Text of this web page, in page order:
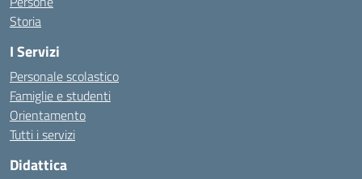
Storia
I Servizi
Personale scolastico
Famiglie e studenti
Orientamento
Tutti i servizi
Didattica